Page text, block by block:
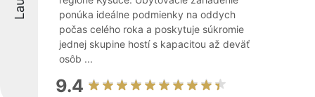
ponúka ideálne podmienky na oddych
počas celého roka a poskytuje súkromie
jednej skupine hostí s kapacitou až deväť
osôb ...
9.4